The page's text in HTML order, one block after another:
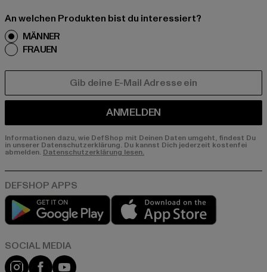
An welchen Produkten bist du interessiert?
MÄNNER
FRAUEN
ANMELDEN
Informationen dazu, wie DefShop mit Deinen Daten umgeht, findest Du
in unserer Datenschutzerklärung. Du kannst Dich jederzeit kostenfei
abmelden. Datenschutzerklärung lesen.
Play market
Instagram
FacebookYouTube